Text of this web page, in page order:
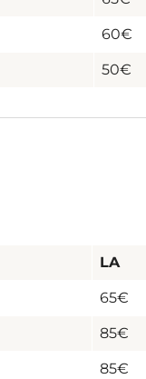
60€
50€
LA
65€
85€
85€